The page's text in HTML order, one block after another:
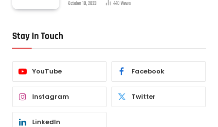
October 10, 2023 440Views
Stay In Touch
YouTube Facebook
Instagram Twitter
LinkedIn